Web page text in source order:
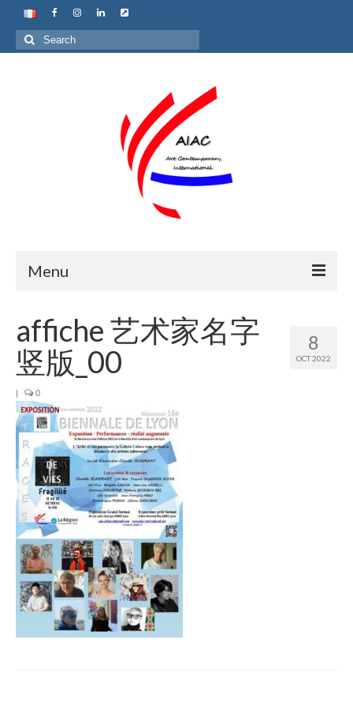
Search
for:
Menu
About us
Join us
Presentation (VF – PDF)
Events
Museum
Biennale
Labels
Women of the world
Rencontres Contemporaines
Rencontres contemporaines Lyon
8
OCT 2022
affiche 艺术家名字
竖版_00
| 0